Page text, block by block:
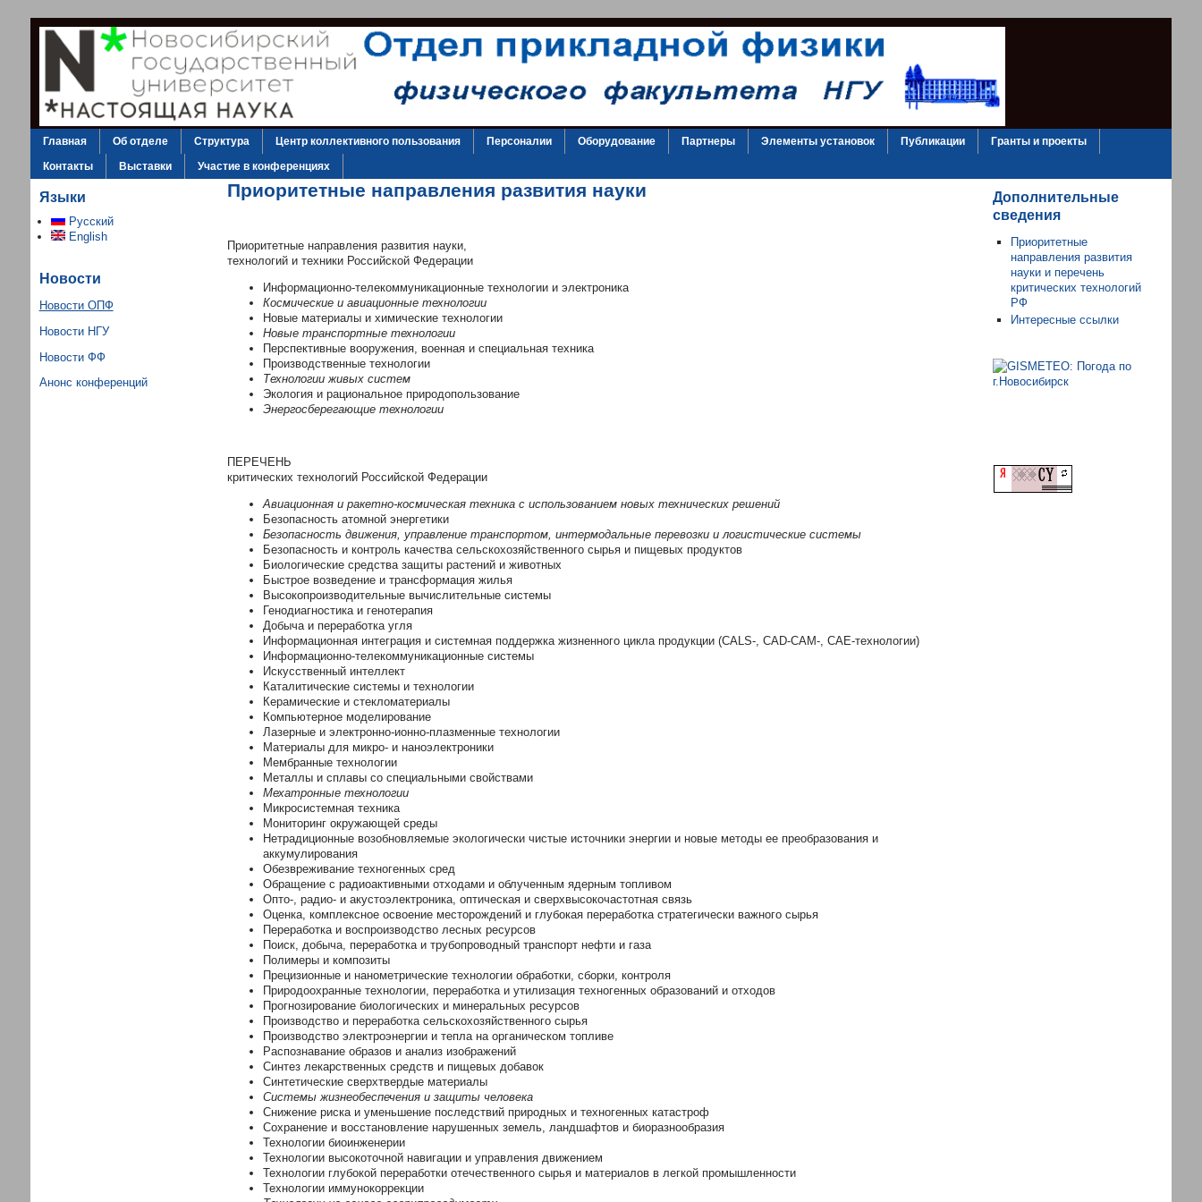
Главная Об отделе Структура Центр коллективного пользования Персоналии Оборудование Партнеры Элементы установок Публикации
Гранты и проекты
Контакты
Выставки Участие в конференциях
Языки
Русский
English
Новости
Новости ОПФ
Новости НГУ
Новости ФФ
Анонс конференций
Приоритетные направления развития науки
Приоритетные направления развития науки,
технологий и техники Российской Федерации
Информационно-телекоммуникационные технологии и электроника
Космические и авиационные технологии
Новые материалы и химические технологии
Новые транспортные технологии
Перспективные вооружения, военная и специальная техника
Производственные технологии
Технологии живых систем
Экология и рациональное природопользование
Энергосберегающие технологии
ПЕРЕЧЕНЬ
критических технологий Российской Федерации
Авиационная и ракетно-космическая техника с использованием новых технических решений
Безопасность атомной энергетики
Безопасность движения, управление транспортом, интермодальные перевозки и логистические системы
Безопасность и контроль качества сельскохозяйственного сырья и пищевых продуктов
Биологические средства защиты растений и животных
Быстрое возведение и трансформация жилья
Высокопроизводительные вычислительные системы
Генодиагностика и генотерапия
Добыча и переработка угля
Информационная интеграция и системная поддержка жизненного цикла продукции (CALS-, CAD-CAM-, CAE-технологии)
Информационно-телекоммуникационные системы
Искусственный интеллект
Каталитические системы и технологии
Керамические и стекломатериалы
Компьютерное моделирование
Лазерные и электронно-ионно-плазменные технологии
Материалы для микро- и наноэлектроники
Мембранные технологии
Металлы и сплавы со специальными свойствами
Мехатронные технологии
Микросистемная техника
Мониторинг окружающей среды
Нетрадиционные возобновляемые экологически чистые источники энергии и новые методы ее преобразования и
аккумулирования
Обезвреживание техногенных сред
Обращение с радиоактивными отходами и облученным ядерным топливом
Опто-, радио- и акустоэлектроника, оптическая и сверхвысокочастотная связь
Оценка, комплексное освоение месторождений и глубокая переработка стратегически важного сырья
Переработка и воспроизводство лесных ресурсов
Поиск, добыча, переработка и трубопроводный транспорт нефти и газа
Полимеры и композиты
Прецизионные и нанометрические технологии обработки, сборки, контроля
Природоохранные технологии, переработка и утилизация техногенных образований и отходов
Прогнозирование биологических и минеральных ресурсов
Производство и переработка сельскохозяйственного сырья
Производство электроэнергии и тепла на органическом топливе
Распознавание образов и анализ изображений
Синтез лекарственных средств и пищевых добавок
Синтетические сверхтвердые материалы
Системы жизнеобеспечения и защиты человека
Снижение риска и уменьшение последствий природных и техногенных катастроф
Сохранение и восстановление нарушенных земель, ландшафтов и биоразнообразия
Технологии биоинженерии
Технологии высокоточной навигации и управления движением
Технологии глубокой переработки отечественного сырья и материалов в легкой промышленности
Технологии иммунокоррекции
Дополнительные
сведения
Приоритетные
направления развития
науки и перечень
критических технологий
РФ
Интересные ссылки